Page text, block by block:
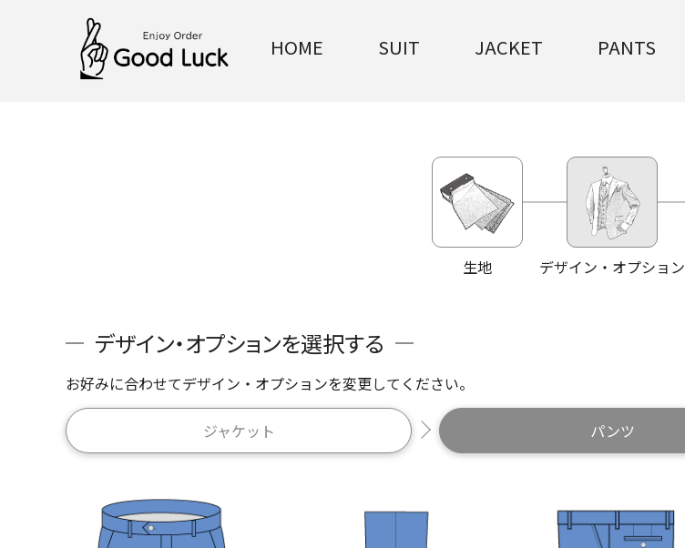
HOME SUIT JACKET PANTS
生地 デザイン・オプション
デザイン・オプションを選択する
お好みに合わせてデザイン・オプションを変更してください。
ジャケット パンツ